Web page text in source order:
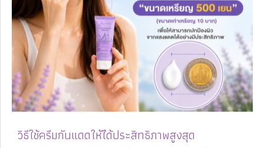
วิธีใช้ครีมกันแดดให้ได้ประสิทธิภาพสูงสุด